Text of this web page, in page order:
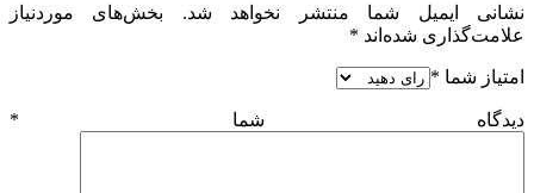
نشانی ایمیل شما منتشر نخواهد شد.
بخش‌های موردنیاز
علامت‌گذاری شده‌اند *
امتیاز شما *
دیدگاه شما *